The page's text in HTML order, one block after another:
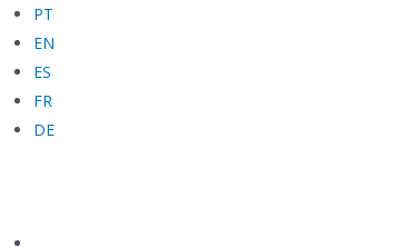
PT
EN
ES
FR
DE